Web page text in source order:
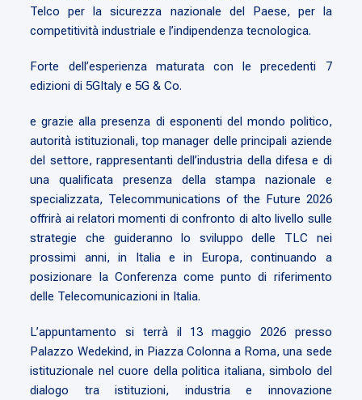
Telco per la sicurezza nazionale del Paese, per la
competitività industriale e l’indipendenza tecnologica.
Forte dell’esperienza maturata con le precedenti 7
edizioni di 5GItaly e 5G & Co.
e grazie alla presenza di esponenti del mondo politico,
autorità istituzionali, top manager delle principali aziende
del settore, rappresentanti dell’industria della difesa e di
una qualificata presenza della stampa nazionale e
specializzata, Telecommunications of the Future 2026
offrirà ai relatori momenti di confronto di alto livello sulle
strategie che guideranno lo sviluppo delle TLC nei
prossimi anni, in Italia e in Europa, continuando a
posizionare la Conferenza come punto di riferimento
delle Telecomunicazioni in Italia.
L’appuntamento si terrà il 13 maggio 2026 presso
Palazzo Wedekind, in Piazza Colonna a Roma, una sede
istituzionale nel cuore della politica italiana, simbolo del
dialogo tra istituzioni, industria e innovazione